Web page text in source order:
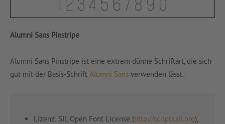
Alumni Sans Pinstripe
Alumni Sans Pinstripe ist eine extrem dünne Schriftart, die sich
gut mit der Basis-Schrift Alumni Sans verwenden lässt.
Lizenz: SIL Open Font License (http://scripts.sil.org),